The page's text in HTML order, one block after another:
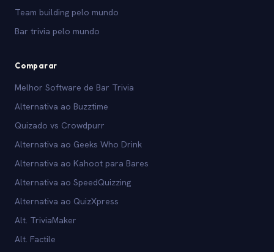
Team building pelo mundo
Bar trivia pelo mundo
Comparar
Melhor Software de Bar Trivia
Alternativa ao Buzztime
Quizado vs Crowdpurr
Alternativa ao Geeks Who Drink
Alternativa ao Kahoot para Bares
Alternativa ao SpeedQuizzing
Alternativa ao QuizXpress
Alt. TriviaMaker
Alt. Factile